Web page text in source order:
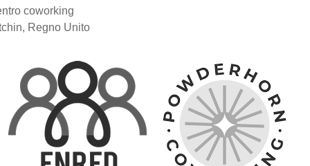
coworking
Regno Unito